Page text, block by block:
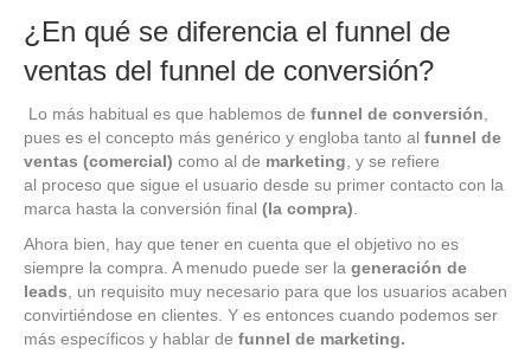
¿En qué se diferencia el funnel de
ventas del funnel de conversión?
Lo más habitual es que hablemos de funnel de conversión
pues es el concepto más genérico y engloba tanto al funnel de
ventas (comercial) como al de marketing , y se refiere
al proceso que sigue el usuario desde su primer contacto con la
marca hasta la conversión final (la compra)
Ahora bien, hay que tener en cuenta que el objetivo no es
siempre la compra. A menudo puede ser la generación de
leads , un requisito muy necesario para que los usuarios acaben
convirtiéndose en clientes. Y es entonces cuando podemos ser
más específicos y hablar de funnel de marketing.